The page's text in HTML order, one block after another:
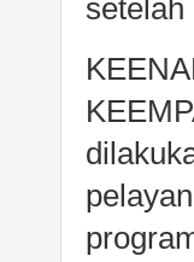
setelah